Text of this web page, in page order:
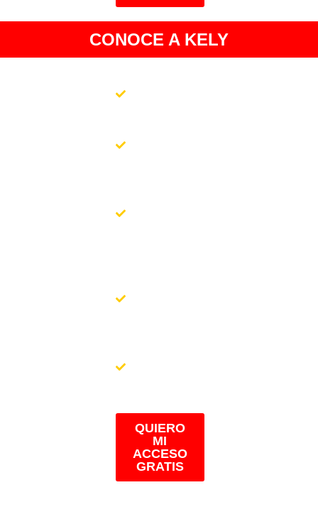
CONOCE A KELY
QUIERO
MI
ACCESO
GRATIS